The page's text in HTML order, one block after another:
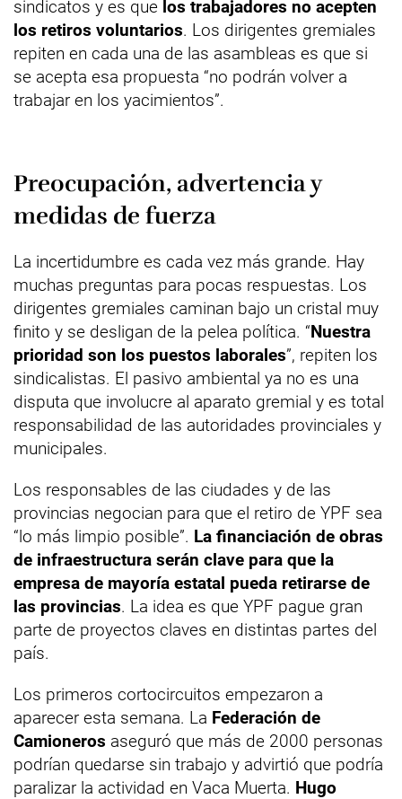
sindicatos y es que los trabajadores no acepten
los retiros voluntarios. Los dirigentes gremiales
repiten en cada una de las asambleas es que si
se acepta esa propuesta “no podrán volver a
trabajar en los yacimientos”.
Preocupación, advertencia y
medidas de fuerza
La incertidumbre es cada vez más grande. Hay
muchas preguntas para pocas respuestas. Los
dirigentes gremiales caminan bajo un cristal muy
finito y se desligan de la pelea política. “Nuestra
prioridad son los puestos laborales”, repiten los
sindicalistas. El pasivo ambiental ya no es una
disputa que involucre al aparato gremial y es total
responsabilidad de las autoridades provinciales y
municipales.
Los responsables de las ciudades y de las
provincias negocian para que el retiro de YPF sea
“lo más limpio posible”. La financiación de obras
de infraestructura serán clave para que la
empresa de mayoría estatal pueda retirarse de
las provincias. La idea es que YPF pague gran
parte de proyectos claves en distintas partes del
país.
Los primeros cortocircuitos empezaron a
aparecer esta semana. La Federación de
Camioneros aseguró que más de 2000 personas
podrían quedarse sin trabajo y advirtió que podría
paralizar la actividad en Vaca Muerta. Hugo